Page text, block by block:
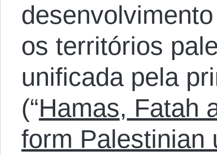
os territórios
unificada pela
(“Hamas, Fatah
form Palestinian